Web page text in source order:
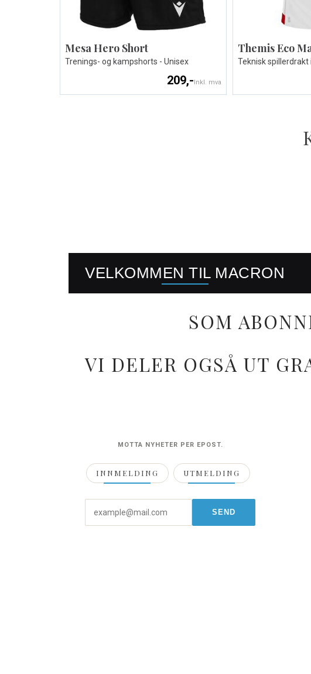
Mesa Hero Short
Trenings- og kampshorts - Unisex
209,-Inkl. mva
Themis Eco
Teknisk spillerdrakt
VELKOMMEN TIL MACRON
SOM
VI DELER OGSÅ UT
MOTTA NYHETER PER EPOST.
INNMELDING UTMELDING